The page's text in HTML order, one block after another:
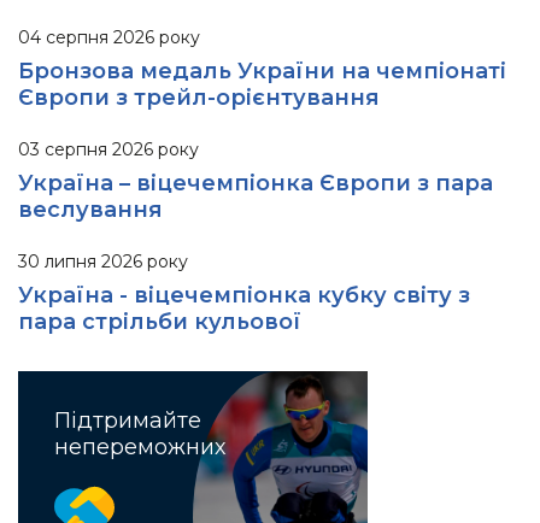
04 серпня 2026 року
Бронзова медаль України на чемпіонаті
Європи з трейл-орієнтування
03 серпня 2026 року
Україна – віцечемпіонка Європи з пара
веслування
30 липня 2026 року
Україна - віцечемпіонка кубку світу з
пара стрільби кульової
Підтримайте
непереможних